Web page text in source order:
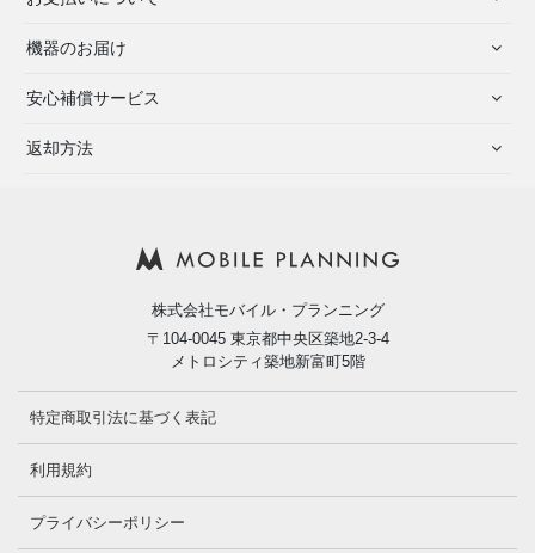
機器のお届け
安心補償サービス
返却方法
株式会社モバイル・プランニング
〒104-0045 東京都中央区築地2-3-4
メトロシティ築地新富町5階
特定商取引法に基づく表記
利用規約
プライバシーポリシー